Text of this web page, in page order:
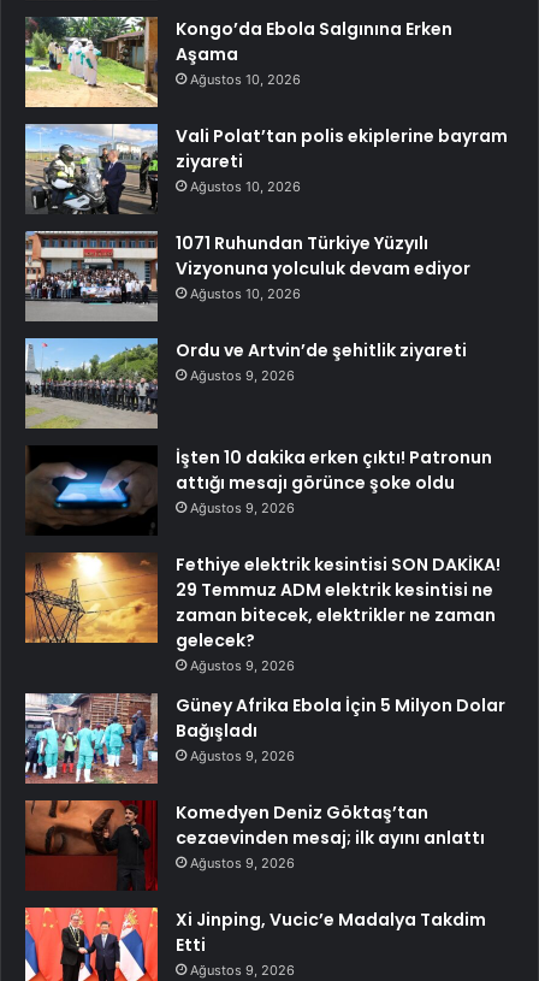
Kongo’da Ebola Salgınına Erken
Aşama
Ağustos 10, 2026
Vali Polat’tan polis ekiplerine bayram
ziyareti
Ağustos 10, 2026
1071 Ruhundan Türkiye Yüzyılı
Vizyonuna yolculuk devam ediyor
Ağustos 10, 2026
Ordu ve Artvin’de şehitlik ziyareti
Ağustos 9, 2026
İşten 10 dakika erken çıktı! Patronun
attığı mesajı görünce şoke oldu
Ağustos 9, 2026
Fethiye elektrik kesintisi SON DAKİKA!
29 Temmuz ADM elektrik kesintisi ne
zaman bitecek, elektrikler ne zaman
gelecek?
Ağustos 9, 2026
Güney Afrika Ebola İçin 5 Milyon Dolar
Bağışladı
Ağustos 9, 2026
Komedyen Deniz Göktaş’tan
cezaevinden mesaj; ilk ayını anlattı
Ağustos 9, 2026
Xi Jinping, Vucic’e Madalya Takdim
Etti
Ağustos 9, 2026